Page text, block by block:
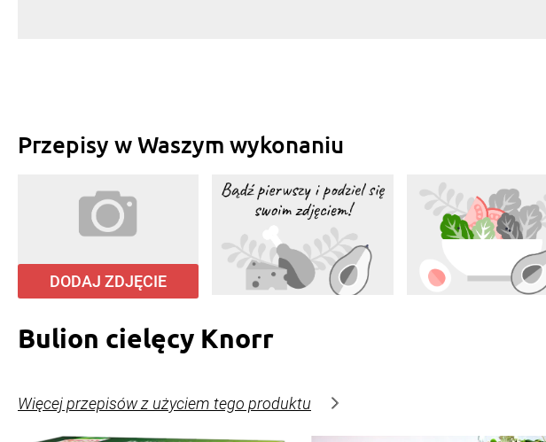
Przepisy w Waszym wykonaniu
DODAJ ZDJĘCIE
Bulion cielęcy Knorr
Więcej przepisów z użyciem tego produktu